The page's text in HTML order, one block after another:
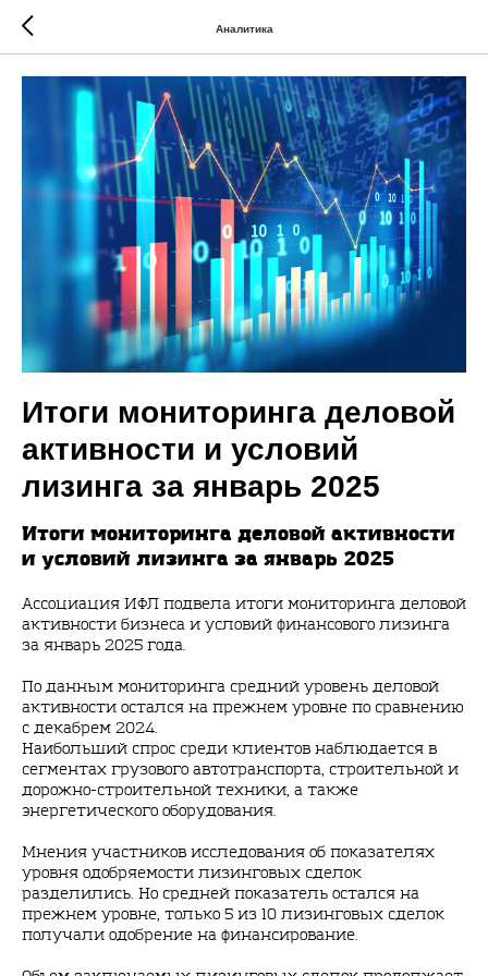
Аналитика
Итоги мониторинга деловой
активности и условий
лизинга за январь 2025
Итоги мониторинга деловой активности
и условий лизинга за январь 2025
Ассоциация ИФЛ подвела итоги мониторинга деловой
активности бизнеса и условий финансового лизинга
за январь 2025 года.
По данным мониторинга средний уровень деловой
активности остался на прежнем уровне по сравнению
с декабрем 2024.
Наибольший спрос среди клиентов наблюдается в
сегментах грузового автотранспорта, строительной и
дорожно-строительной техники, а также
энергетического оборудования.
Мнения участников исследования об показателях
уровня одобряемости лизинговых сделок
разделились. Но средней показатель остался на
прежнем уровне, только 5 из 10 лизинговых сделок
получали одобрение на финансирование.